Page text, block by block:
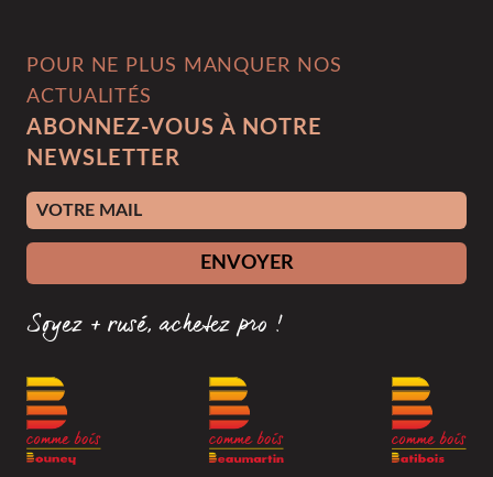
POUR NE PLUS MANQUER NOS
ACTUALITÉS
ABONNEZ-VOUS À NOTRE
NEWSLETTER
Adresse e-mail
ENVOYER
Soyez + rusé, achetez pro !